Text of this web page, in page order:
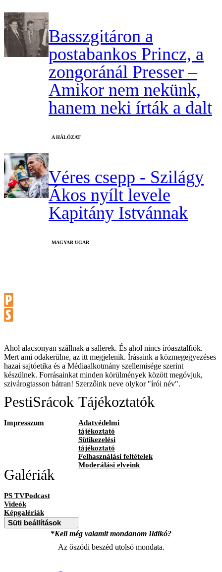
Basszgitáron a
postabankos Princz, a
zongoránál Presser –
Amikor nem nekünk,
hanem neki írták a dalt
A HÁLÓZAT
Véres csepp - Szilágy
Ákos nyílt levele
Kapitány Istvánnak
MAGYAR UGAR
Ahol alacsonyan szállnak a sallerek. És ahol nincs íróasztalfiók.
Mert ami odakerülne, az itt megjelenik. Írásaink a közmegegyezéses
hazai sajtóetika és a Médiaalkotmány szellemisége szerint
készülnek. Forrásainkat minden körülmények között megóvjuk,
szivárogtasson bátran! Szerzőink neve olykor "írói név".
PestiSrácok
Impresszum
Tájékoztatók
Adatvédelmi
tájékoztató
Sütikezelési
tájékoztató
Felhasználási feltételek
Moderálási elveink
Galériák
PS TVPodcast
Videók
Képgalériák
Süti beállítások
*Kell még valamit mondanom Ildikó?
Az őszödi beszéd utolsó mondata.